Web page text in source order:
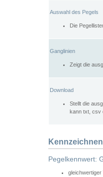
Auswahl des Pegels
Die
Ganglinien
Zeigt die
Download
Stellt die
kann txt, csv
Pegelkennwert: